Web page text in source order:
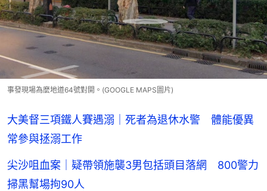
事發現場為麼地道64號對開。(GOOGLE MAPS圖片)
大美督三項鐵人賽遇溺｜死者為退休水警 體能優異
常參與拯溺工作
尖沙咀血案｜疑帶領施襲3男包括頭目落網 800警力
掃黑幫場拘90人